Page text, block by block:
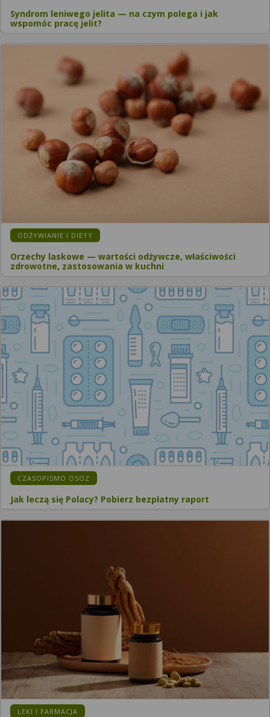
Syndrom leniwego jelita — na czym polega i jak
wspomóc pracę jelit?
ODŻYWIANIE I DIETY
Orzechy laskowe — wartości odżywcze, właściwości
zdrowotne, zastosowania w kuchni
CZASOPISMO OSOZ
Jak leczą się Polacy? Pobierz bezpłatny raport
LEKI I FARMACJA